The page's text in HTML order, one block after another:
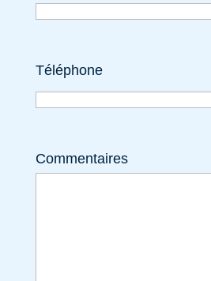
Téléphone
Commentaires